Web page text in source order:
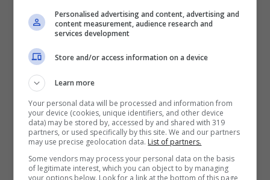
Daniele De Santislo scorso 21 settembre
ha perso la vita a 33 anni, insieme alla
Personalised advertising and content, advertising and
content measurement, audience research and
services development
Store and/or access information on a device
Learn more
Your personal data will be processed and information from
your device (cookies, unique identifiers, and other device
data) may be stored by, accessed by and shared with 319
partners, or used specifically by this site. We and our partners
may use precise geolocation data. List of partners.
Some vendors may process your personal data on the basis
of legitimate interest, which you can object to by managing
your options below. Look for a link at the bottom of this page